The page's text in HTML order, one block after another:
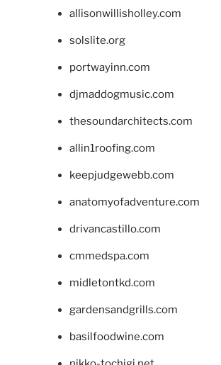
allisonwillisholley.com
solslite.org
portwayinn.com
djmaddogmusic.com
thesoundarchitects.com
allin1roofing.com
keepjudgewebb.com
anatomyofadventure.com
drivancastillo.com
cmmedspa.com
midletontkd.com
gardensandgrills.com
basilfoodwine.com